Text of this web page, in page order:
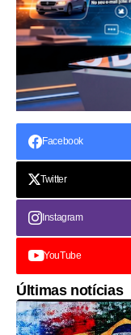
Facebook
Twitter
Instagram
YouTube
Últimas notícias